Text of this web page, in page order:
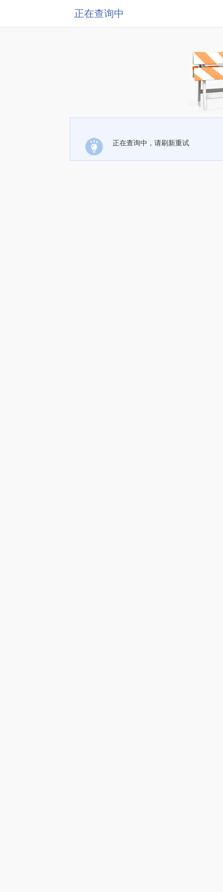
正在查询中
正在查询中，请刷新重试